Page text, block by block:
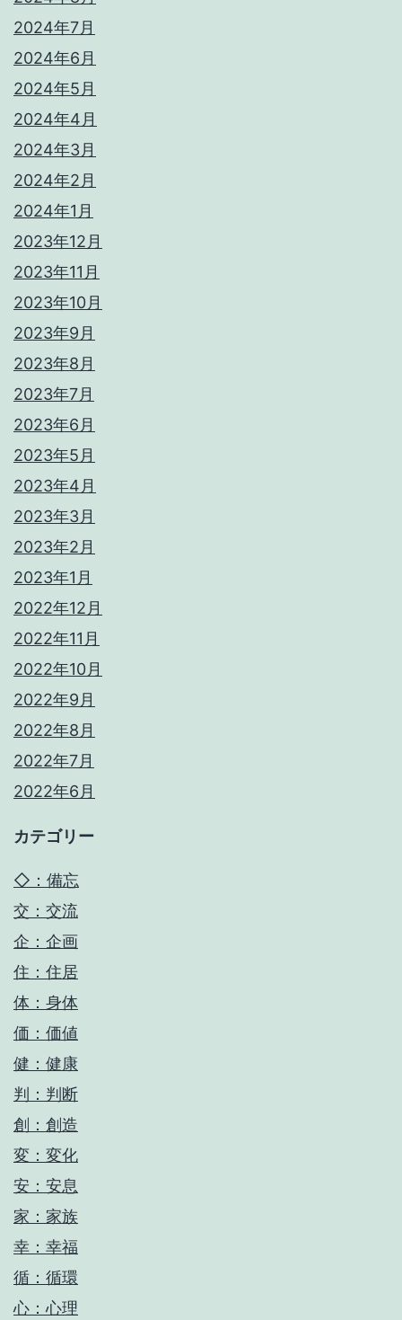
2024年7月
2024年6月
2024年5月
2024年4月
2024年3月
2024年2月
2024年1月
2023年12月
2023年11月
2023年10月
2023年9月
2023年8月
2023年7月
2023年6月
2023年5月
2023年4月
2023年3月
2023年2月
2023年1月
2022年12月
2022年11月
2022年10月
2022年9月
2022年8月
2022年7月
2022年6月
カテゴリー
◇：備忘
交：交流
企：企画
住：住居
体：身体
価：価値
健：健康
判：判断
創：創造
変：変化
安：安息
家：家族
幸：幸福
循：循環
心：心理